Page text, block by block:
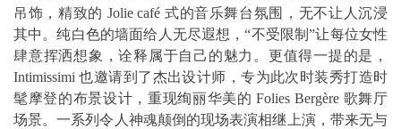
吊饰，精致的 Jolie café 式的音乐舞台氛围，无不让人沉浸
其中。纯白色的墙面给人无尽遐想，“不受限制”让每位女性
肆意挥洒想象，诠释属于自己的魅力。更值得一提的是，
Intimissimi 也邀请到了杰出设计师，专为此次时装秀打造时
髦摩登的布景设计，重现绚丽华美的 Folies Bergère 歌舞厅
场景。一系列令人神魂颠倒的现场表演相继上演，带来无与